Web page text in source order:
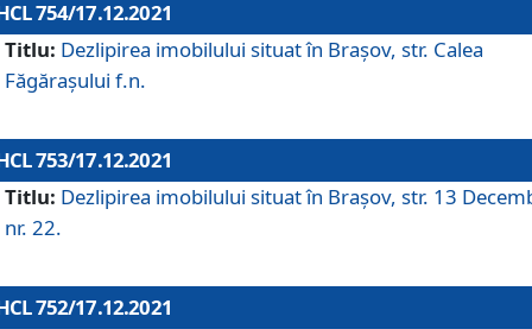
754/17.12.2021
Titlu: Dezlipirea imobilului situat în Brașov, str. Calea
Făgărașului f.n.
753/17.12.2021
Titlu: Dezlipirea imobilului situat în Brașov, str. 13
nr. 22.
752/17.12.2021